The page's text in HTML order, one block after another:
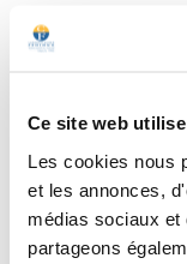
Ce site web
Les cookies nous
et les annonces,
médias sociaux et
partageons
31,00 €
Ajouter au